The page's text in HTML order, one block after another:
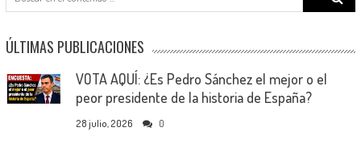
for:
ÚLTIMAS PUBLICACIONES
VOTA AQUÍ: ¿Es Pedro Sánchez el mejor o el
peor presidente de la historia de España?
28 julio, 2026 0